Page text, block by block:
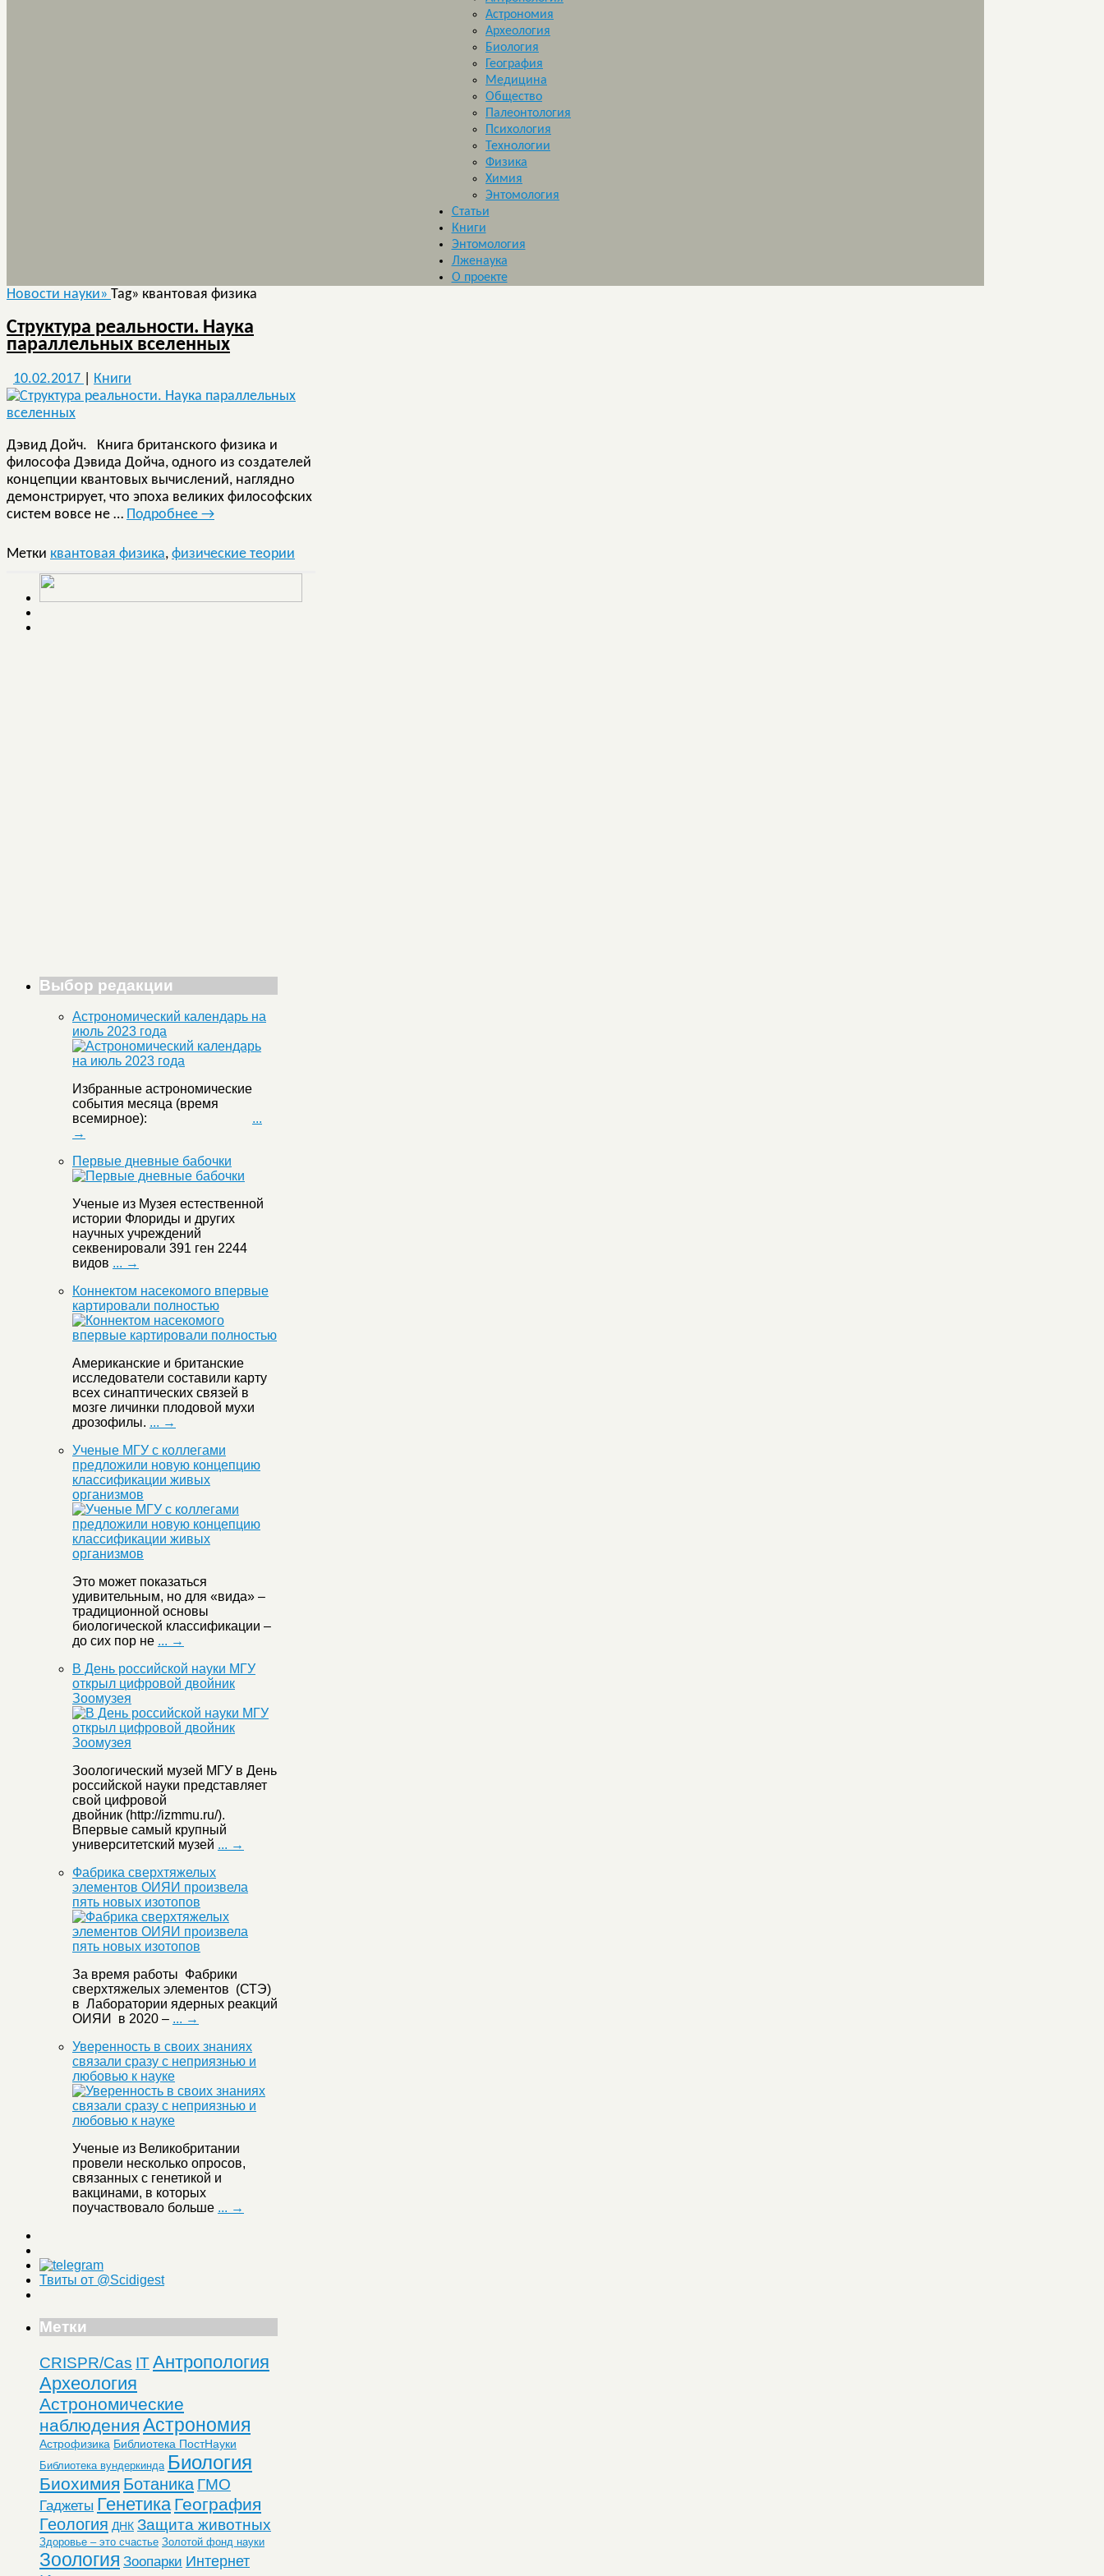
Астрономия
Археология
Биология
География
Медицина
Общество
Палеонтология
Психология
Технологии
Физика
Химия
Энтомология
Статьи
Книги
Энтомология
Лженаука
О проекте
Новости науки» Tag» квантовая физика
Структура реальности. Наука
параллельных вселенных
10.02.2017 Книги
Дэвид Дойч. Книга британского физика и
философа Дэвида Дойча, одного из создателей
концепции квантовых вычислений, наглядно
демонстрирует, что эпоха великих философских
систем вовсе не … Подробнее →
Метки квантовая физика, физические теории
Выбор редакции
Астрономический календарь на
июль 2023 года
Избранные астрономические
события месяца (время
всемирное): ...
→
Первые дневные бабочки
Ученые из Музея естественной
истории Флориды и других
научных учреждений
секвенировали 391 ген 2244
видов ... →
Коннектом насекомого впервые
картировали полностью
Американские и британские
исследователи составили карту
всех синаптических связей в
мозге личинки плодовой мухи
дрозофилы. ... →
Ученые МГУ с коллегами
предложили новую концепцию
классификации живых
организмов
Это может показаться
удивительным, но для «вида» –
традиционной основы
биологической классификации –
до сих пор не ... →
В День российской науки МГУ
открыл цифровой двойник
Зоомузея
Зоологический музей МГУ в День
российской науки представляет
свой цифровой
двойник (http://izmmu.ru/).
Впервые самый крупный
университетский музей ... →
Фабрика сверхтяжелых
элементов ОИЯИ произвела
пять новых изотопов
За время работы Фабрики
сверхтяжелых элементов (СТЭ)
в Лаборатории ядерных реакций
ОИЯИ в 2020 – ... →
Уверенность в своих знаниях
связали сразу с неприязнью и
любовью к науке
Ученые из Великобритании
провели несколько опросов,
связанных с генетикой и
вакцинами, в которых
поучаствовало больше ... →
Твиты от @Scidigest
Метки
CRISPR/Cas ITАнтропология
Археология
Астрономические
наблюдения Астрономия
Астрофизика Библиотека ПостНауки
Библиотека вундеркинда Биология
Биохимия Ботаника ГМО
Гаджеты Генетика География
Геология ДНК Защита животных
Здоровье – это счастье Золотой фонд науки
Зоология Зоопарки Интернет